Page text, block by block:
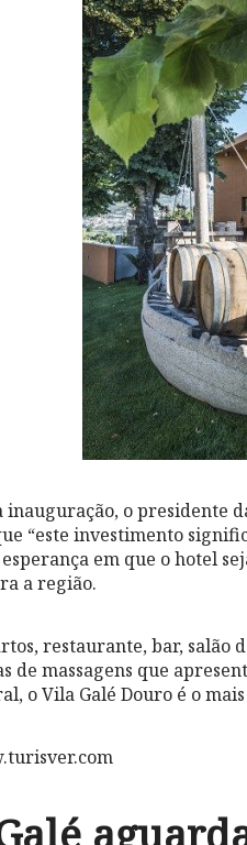
inauguração, o presidente
“este investimento
em que o hotel
a região.
restaurante, bar, salão
de massagens que
o Vila Galé Douro é o